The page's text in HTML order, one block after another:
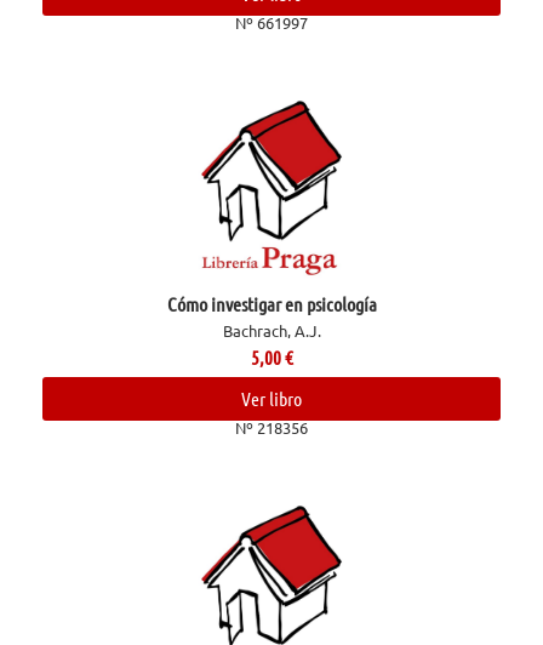
Nº 661997
Cómo investigar en psicología
Bachrach, A.J.
5,00€
Ver libro
Nº 218356